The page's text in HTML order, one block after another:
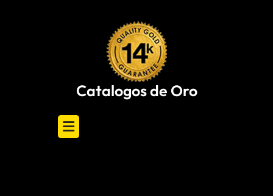
Catalogos de Oro